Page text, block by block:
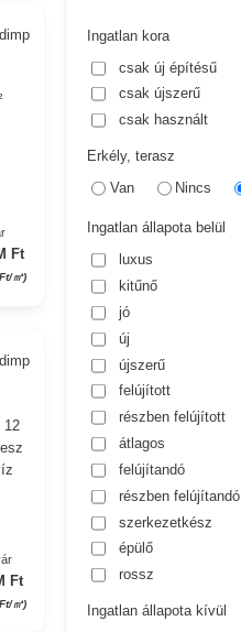
Ft
㎡)
12
Ft
㎡)
Ingatlan kora
csak új építésű
csak újszerű
csak használt
Erkély, terasz
Van
Nincs
Ingatlan állapota belül
luxus
kitűnő
jó
új
újszerű
felújított
részben felújított
átlagos
felújítandó
részben felújítandó
szerkezetkész
épülő
rossz
Ingatlan állapota kívül